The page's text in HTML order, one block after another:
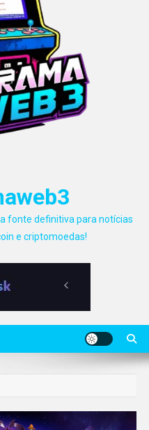
fonte definitiva para notícias
e criptomoedas!